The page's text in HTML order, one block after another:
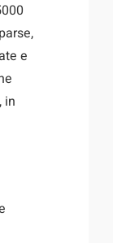
e
in